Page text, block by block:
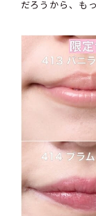
だろうから、も